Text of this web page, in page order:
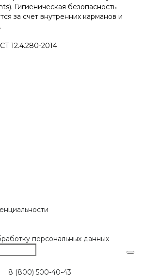
Гигиеническая безопасность
за счет внутренних карманов и
12.4.280-2014
персональных данных
8 (800) 500-40-43